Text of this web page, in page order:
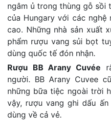
ngâm ủ trong thùng gỗ sồi
của Hungary với các
cao. Những nhà sản xuất
phẩm rượu vang sủi bọt
dùng quốc tế đón nhận.
Rượu BB Arany Cuvée
người. BB Arany Cuvee
những bữa tiệc ngoài trời
vậy, rượu vang ghi dấu
dùng về cả vẻ.